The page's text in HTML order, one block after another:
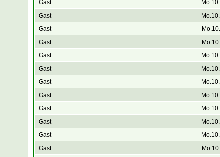
Gast
Gast
Gast
Gast
Gast
Gast
Gast
Gast
Gast
Gast
Gast
Gast